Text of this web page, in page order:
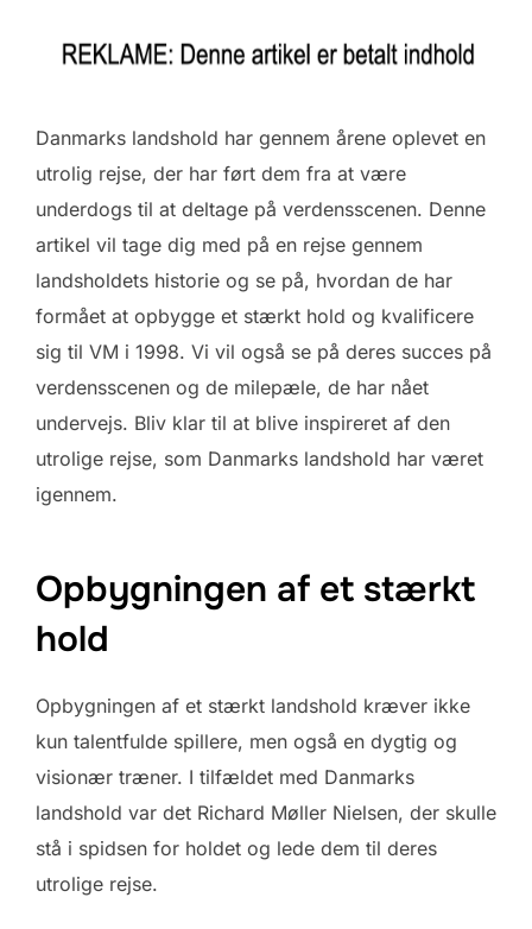
Danmarks landshold har gennem årene oplevet en
utrolig rejse, der har ført dem fra at være
underdogs til at deltage på verdensscenen. Denne
artikel vil tage dig med på en rejse gennem
landsholdets historie og se på, hvordan de har
formået at opbygge et stærkt hold og kvalificere
sig til VM i 1998. Vi vil også se på deres succes på
verdensscenen og de milepæle, de har nået
undervejs. Bliv klar til at blive inspireret af den
utrolige rejse, som Danmarks landshold har været
igennem.
Opbygningen af et stærkt
hold
Opbygningen af et stærkt landshold kræver ikke
kun talentfulde spillere, men også en dygtig og
visionær træner. I tilfældet med Danmarks
landshold var det Richard Møller Nielsen, der skulle
stå i spidsen for holdet og lede dem til deres
utrolige rejse.